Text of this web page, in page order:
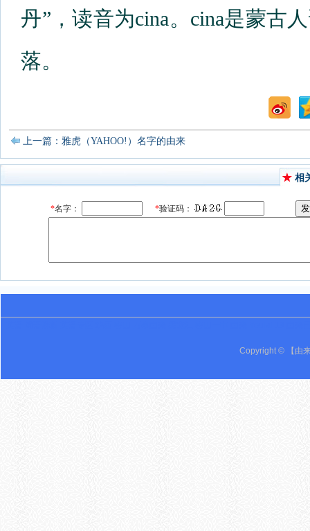
丹”，读音为cina。cina是蒙古
落。
上一篇：雅虎（YAHOO!）名字的由来
相
Copyright © 【由